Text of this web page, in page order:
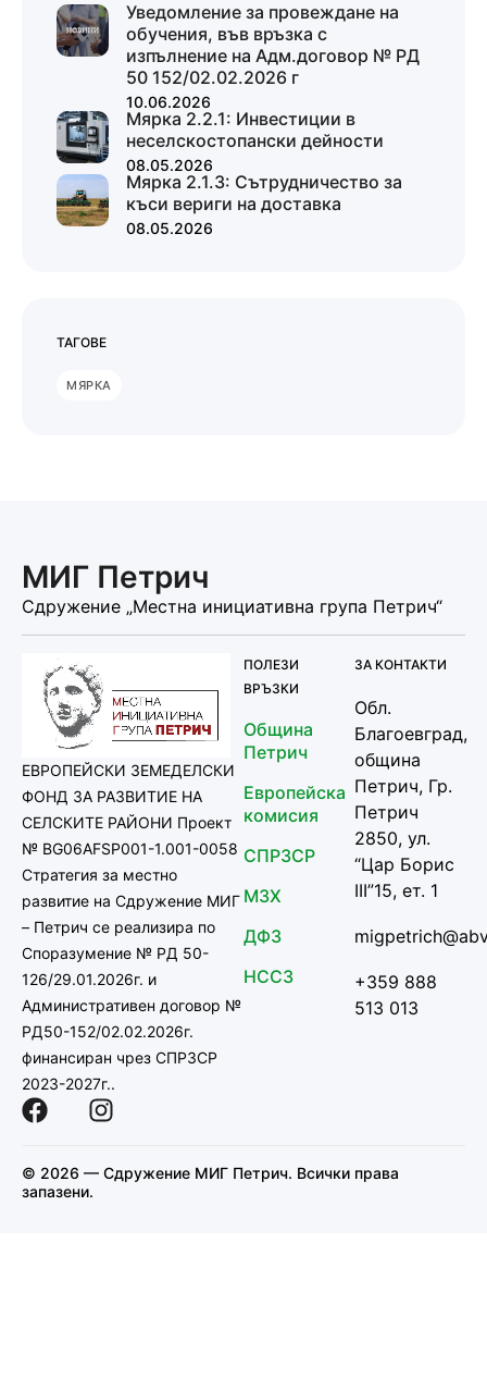
Уведомление за провеждане на
обучения, във връзка с
изпълнение на Адм.договор № РД
50 152/02.02.2026 г
10.06.2026
Мярка 2.2.1: Инвестиции в
неселскостопански дейности
08.05.2026
Мярка 2.1.3: Сътрудничество за
къси вериги на доставка
08.05.2026
ТАГОВЕ
МЯРКА
МИГ Петрич
Сдружение „Местна инициативна група Петрич“
ЕВРОПЕЙСКИ ЗЕМЕДЕЛСКИ
ФОНД ЗА РАЗВИТИЕ НА
СЕЛСКИТЕ РАЙОНИ Проект
№ BG06AFSP001-1.001-0058
Стратегия за местно
развитие на Сдружение МИГ
– Петрич се реализира по
Споразумение № РД 50-
126/29.01.2026г. и
Административен договор №
РД50-152/02.02.2026г.
финансиран чрез СПРЗСР
2023-2027г..
ПОЛЕЗИ
ВРЪЗКИ
Община
Петрич
Европейска
комисия
СПРЗСР
МЗХ
ДФЗ
НССЗ
ЗА КОНТАКТИ
Обл.
Благоевград,
община
Петрич, Гр.
Петрич
2850, ул.
“Цар Борис
III”15, ет. 1
+359 888
513 013
© 2026 — Сдружение МИГ Петрич. Всички права
запазени.